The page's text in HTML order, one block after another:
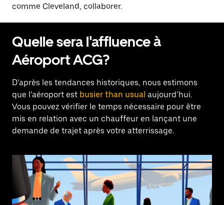
comme Cleveland, collaborer.
Quelle sera l'affluence à
Aéroport ACG?
D’après les tendances historiques, nous estimons
que l’aéroport est busier than usual aujourd’hui.
Vous pouvez vérifier le temps nécessaire pour être
mis en relation avec un chauffeur en lançant une
demande de trajet après votre atterrissage.